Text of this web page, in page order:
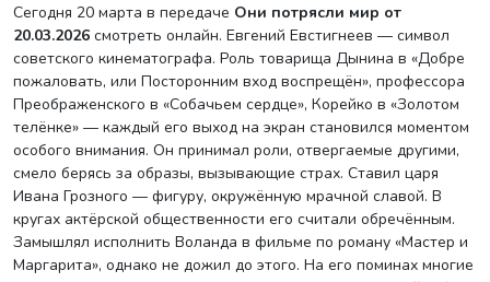
Сегодня 20 марта в передаче Они потрясли мир от
20.03.2026 смотреть онлайн. Евгений Евстигнеев — символ
советского кинематографа. Роль товарища Дынина в «Добре
пожаловать, или Посторонним вход воспрещён», профессора
Преображенского в «Собачьем сердце», Корейко в «Золотом
телёнке» — каждый его выход на экран становился моментом
особого внимания. Он принимал роли, отвергаемые другими,
смело берясь за образы, вызывающие страх. Ставил царя
Ивана Грозного — фигуру, окружённую мрачной славой. В
кругах актёрской общественности его считали обречённым.
Замышлял исполнить Воланда в фильме по роману «Мастер и
Маргарита», однако не дожил до этого. На его поминах многие